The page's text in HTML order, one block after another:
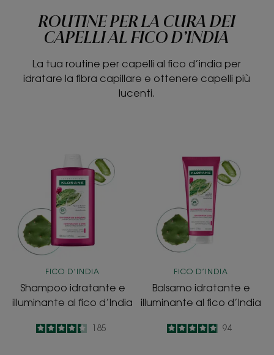
ROUTINE PER LA CURA DEI
CAPELLI AL FICO D’INDIA
La tua routine per capelli al fico d’india per
idratare la fibra capillare e ottenere capelli più
lucenti.
idratante
e
illuminante
al
fico
d’India
FICO D’INDIA
Shampoo idratante e
illuminante al fico d’India
4.3
/5185
idratante
e
illuminante
al
fico
d’India
FICO D’INDIA
Balsamo idratante e
illuminante al fico d’India
4.9
/
5
94